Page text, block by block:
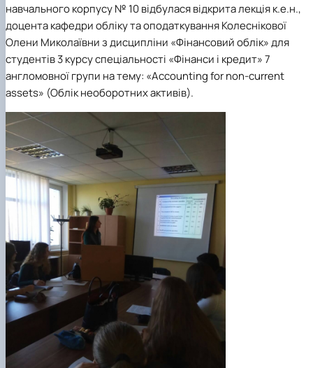
навчального корпусу№ 10 відбулася відкрита лекція к.е.н.,
доцента кафедри обліку та оподаткування Колеснікової
Олени Миколаївниз дисципліни «Фінансовий облік»для
студентів 3 курсу спеціальності «Фінанси і кредит»7
англомовної групи на тему: «Accountingfornon-current
assets» (Облік необоротних активів).